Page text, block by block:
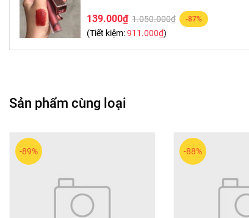
139.000₫ 1.050.000₫ -87%
(Tiết kiệm:911.000₫)
Sản phẩm cùng loại
-89% -88%